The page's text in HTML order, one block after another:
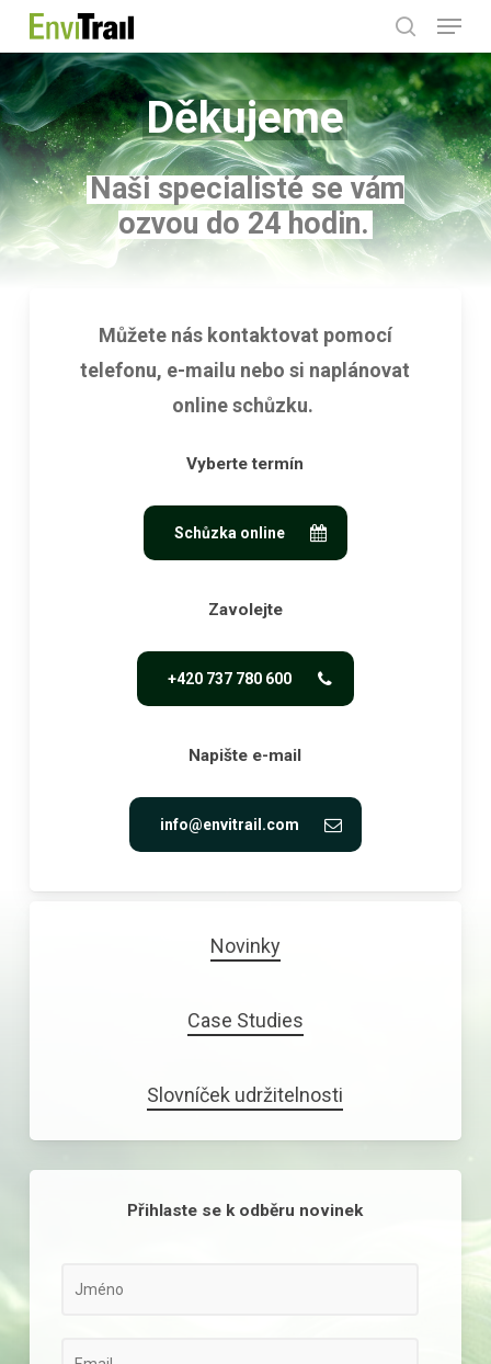
Skip
to
main
content
search
Menu
Děkujeme
Naši specialisté se vám
ozvou do 24 hodin.
Můžete nás kontaktovat pomocí
telefonu, e-mailu nebo si naplánovat
online schůzku.
Vyberte termín
Schůzka online
Zavolejte
+420 737 780 600
Napište e-mail
info@envitrail.com
Novinky
Case Studies
Slovníček udržitelnosti
Přihlaste se k odběru novinek